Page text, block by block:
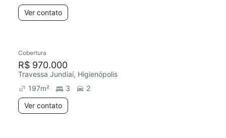
Ver contato
Redecorar
Cobertura
R$ 970.000
Travessa Jundiaí, Higienópolis
197m² 3
2
Ver contato